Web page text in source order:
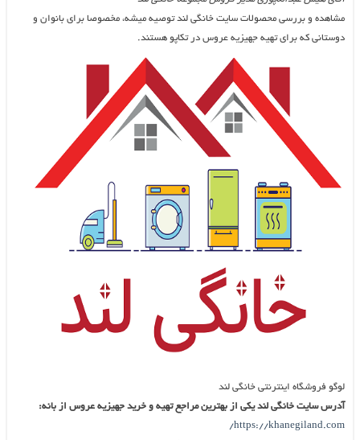
مشاهده و بررسی محصولات سایت خانگی لند توصیه میشه، مخصوصا برای بانوان و
دوستانی که برای تهیه جهیزیه عروس در تکاپو هستند.
لوگو فروشگاه اینترنتی خانگی لند
آدرس سایت خانگی لند یکی از بهترین مراجع تهیه و خرید جهیزیه عروس از بانه:
https://khanegiland.com/